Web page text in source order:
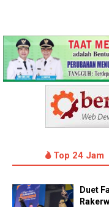
Top 24 Jam
Duet